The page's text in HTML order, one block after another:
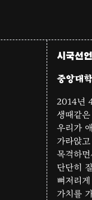
시국선
중앙대
2014년
생때같
우리가
가라앉
목격하
단단히
뼈저리
가치를